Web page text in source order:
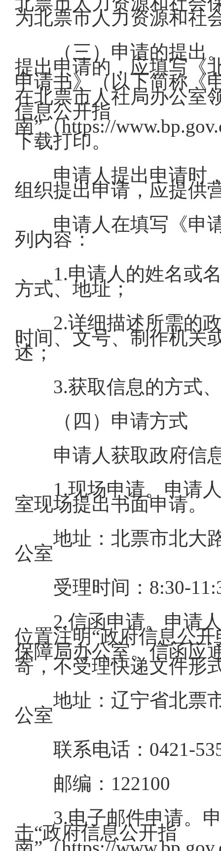
为北票市人力资源和社
（三）申请的提出
提出申请的，应填写《
申请书》（以下简称《
在北票市人社局办公室
信息公开指
南”（https://
下载打印。
申请人提出申请时
组织提出申请，应提供
申请人在填写《申
列内容：
1.申请人的姓名或
方式、地址；
2.详细描述所需的
时间、文号、制作机关
述；
3.获取信息的方式
（四）申请方式
申请人获取政府信
1.现场申请。申请
室现场提出书面申请。
地址：北票市北大
公室
受理时间：8:30-
2.信函申请。申请
位置注明“政府信息公
保障局办公室。信函应
寄，不受理快递文件形
地址：辽宁省北票
公室
联系电话：0421-
邮编：122100
3.电子邮件申请。
击“政府信息公开指